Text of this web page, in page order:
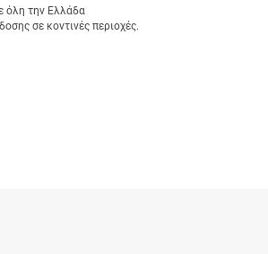
όλη την Ελλάδα
σε κοντινές περιοχές.